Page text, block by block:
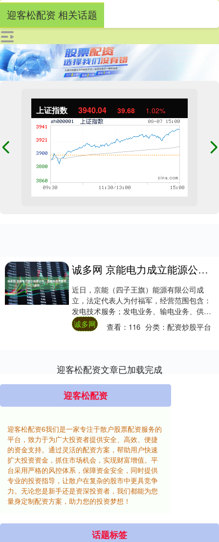
上证指数 3940.04 39.68 1.02%
迎客松配资 相关话题
诚多网 京能电力成立能源公司，含发电技术服务业务
近日，京能（四子王旗）能源有限公司成
立，法定代表人为付福军，经营范围包含：
发电技术服务；发电业务、输电业务、供
（配）电业务；输电、供电、受电电力设施
的安装、维修....
诚多网 查看： 116 分类：配资炒股平台
迎客松配资文章已加载完成
迎客松配资
迎客松配资6我们是一家专注于散户股票配资服务的
平台，致力于为广大投资者提供安全、高效、便捷
的资金支持。通过灵活的配资方案，帮助用户快速
扩大投资资金，抓住市场机会，实现财富增值。平
台采用严格的风控体系，保障资金安全，同时提供
专业的投资指导，让散户在复杂的股市中更具竞争
力。无论您是新手还是资深投资者，我们都能为您
量身定制配资方案，助力您的投资梦想！
话题标签